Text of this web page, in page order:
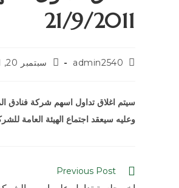
21/9/2011
admin2540 سبتمبر 20, 2011
سيتم اغلاق تداول اسهم شركة فنادق المنصور
وعليه سيعقد اجتماع الهيئة العامة للشركة في 28/9/2011 وذلك لمناقشة الحسابات الختامية للسنة المنتهية في 31/12/2010
Previous Post